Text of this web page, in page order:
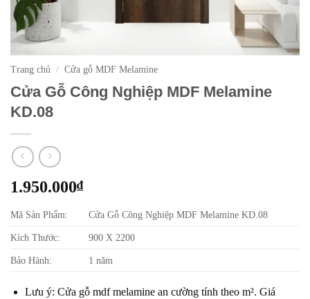
Trang chủ / Cửa gỗ MDF Melamine
Cửa Gỗ Công Nghiệp MDF Melamine
KD.08
1.950.000₫
Mã Sản Phẩm: Cửa Gỗ Công Nghiệp MDF Melamine KD.08
Kích Thước: 900 X 2200
Bảo Hành: 1 năm
Lưu ý: Cửa gỗ mdf melamine an cường tính theo m². Giá